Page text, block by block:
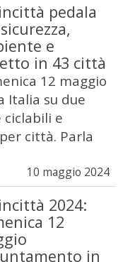
pedala
e
in 43 città
12 maggio
Italia su due
e
città. Parla
10 maggio 2024
2024:
12
in